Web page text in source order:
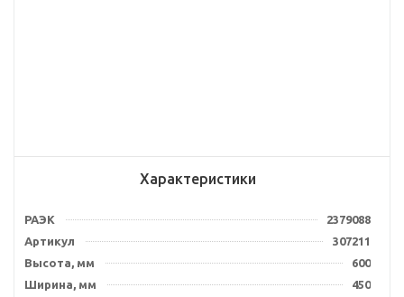
Характеристики
РАЭК
2379088
Артикул
307211
Высота, мм
600
Ширина, мм
450